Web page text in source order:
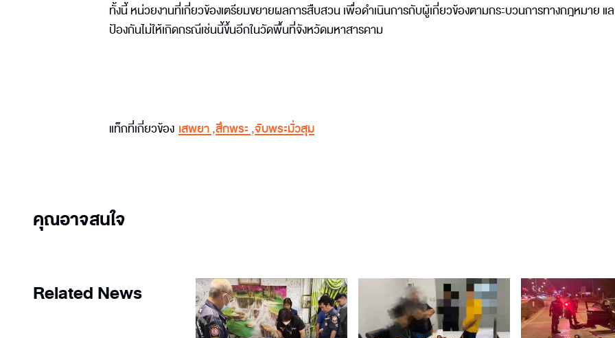
ทั้งนี้ หน่วยงานที่เกี่ยวข้องเตรียมขยายผลการสืบสวน เพื่อดำเนินการกับผู้เกี่ยวข้องตามกระบวนการทางกฎหมาย แ
ป้องกันไม่ให้เกิดกรณีเช่นนี้ขึ้นอีกในวัดพื้นที่จังหวัดมหาสารคาม
แท็กที่เกี่ยวข้อง เสพยา,สึกพระ ,จับพระมั่วสุม
คุณอาจสนใจ
Related News